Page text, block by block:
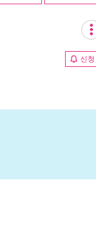
신청